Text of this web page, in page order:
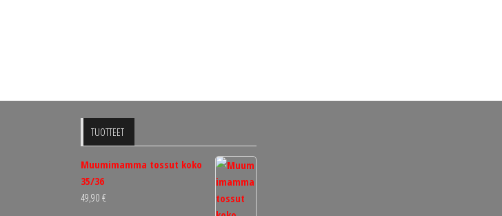
TUOTTEET
Muumimamma tossut koko
35/36
49,90 €